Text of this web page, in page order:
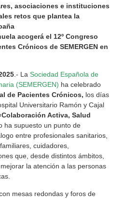
asociaciones e instituciones
retos que plantea la
acogerá el 12º Congreso
Crónicos de SEMERGEN en
.- La Sociedad Española de
(SEMERGEN) ha celebrado
de Pacientes Crónicos, los días
Universitario Ramón y Cajal
Activa, Salud
ha supuesto un punto de
entre profesionales sanitarios,
cuidadores,
que, desde distintos ámbitos,
la atención a las personas
mesas redondas y foros de